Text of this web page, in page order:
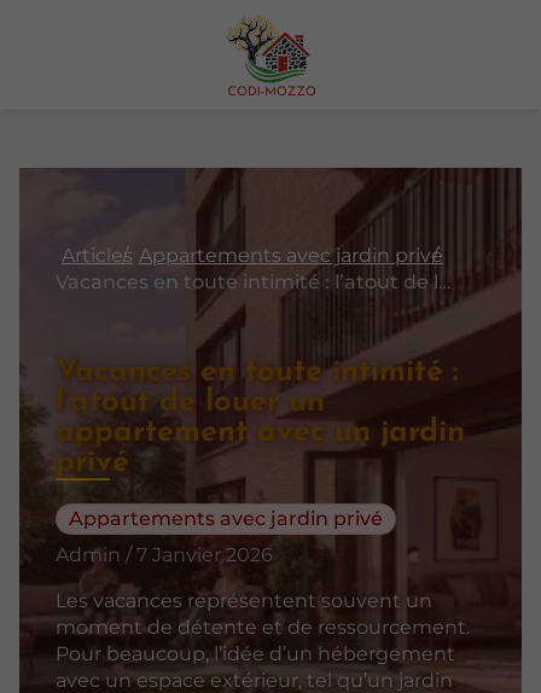
Articles Appartements avec jardin privé
Vacances en toute intimité : l’atout de louer un appartement avec un jardin privé
Vacances en toute intimité :
l’atout de louer un
appartement avec un jardin
privé
Appartements avec jardin privé
Admin / 7 Janvier 2026
Les vacances représentent souvent un
moment de détente et de ressourcement.
Pour beaucoup, l’idée d’un hébergement
avec un espace extérieur, tel qu’un jardin